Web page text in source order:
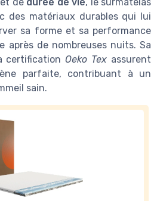
des matériaux durables qui lui
sa forme et sa performance
après de nombreuses nuits. Sa
certificationOeko Tex assurent
parfaite, contribuant à un
sain.